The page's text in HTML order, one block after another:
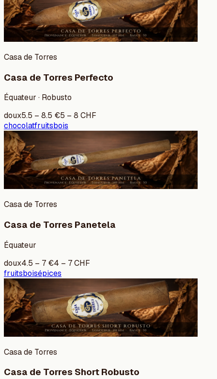
Casa de Torres
Casa de Torres Perfecto
Équateur · Robusto
doux5.5 – 8.5 €5 – 8 CHF
chocolatfruitsbois
Casa de Torres
Casa de Torres Panetela
Équateur
doux4.5 – 7 €4 – 7CHF
fruitsboisépices
Casa de Torres
Casa de Torres Short Robusto